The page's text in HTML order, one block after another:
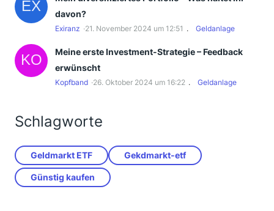
davon?
Exiranz 21. November 2024 um 12:51 Geldanlage
Meine erste Investment-Strategie – Feedback
erwünscht
Kopfband 26. Oktober 2024 um 16:22 Geldanlage
Schlagworte
Geldmarkt ETF Gekdmarkt-etf
Günstig kaufen